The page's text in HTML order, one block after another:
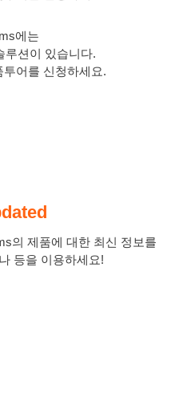
에는
루션이 있습니다.
어를 신청하세요.
의 제품에 대한 최신 정보를
등을 이용하세요!